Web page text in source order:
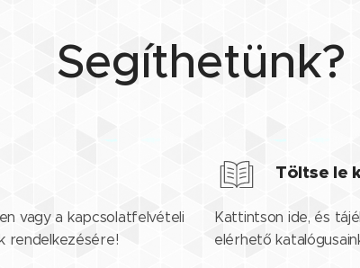
Segíthetünk?
vagy a kapcsolatfelvételi
rendelkezésére!
Töltse le
Kattintson ide, és
elérhető